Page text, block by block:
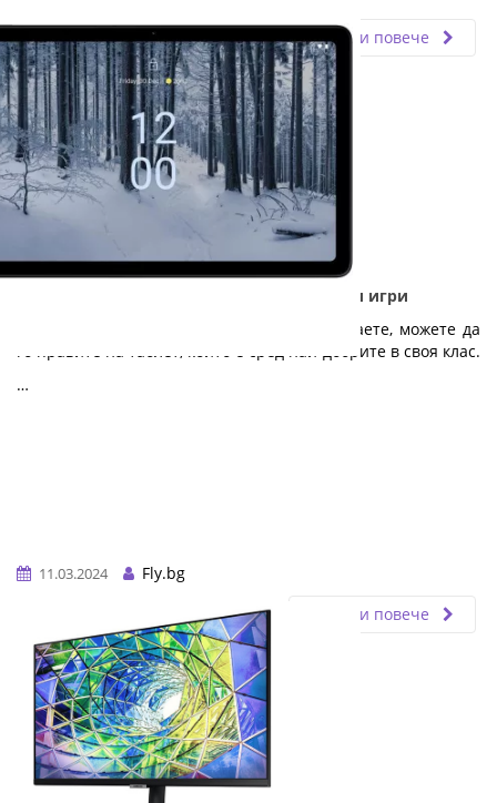
Прочети повече
Nokia T21 - Дълготраен таблет за работа и игри
Независимо дали работите, учите или играете, можете да
го правите на таблет, който е сред най-добрите в своя клас.
…
11.03.2024
Fly.bg
Прочети повече